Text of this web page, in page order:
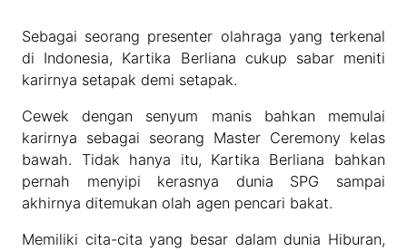
Sebagai seorang presenter olahraga yang terkenal
di Indonesia, Kartika Berliana cukup sabar meniti
karirnya setapak demi setapak.
Cewek dengan senyum manis bahkan memulai
karirnya sebagai seorang Master Ceremony kelas
bawah. Tidak hanya itu, Kartika Berliana bahkan
pernah menyipi kerasnya dunia SPG sampai
akhirnya ditemukan olah agen pencari bakat.
Memiliki cita-cita yang besar dalam dunia Hiburan,